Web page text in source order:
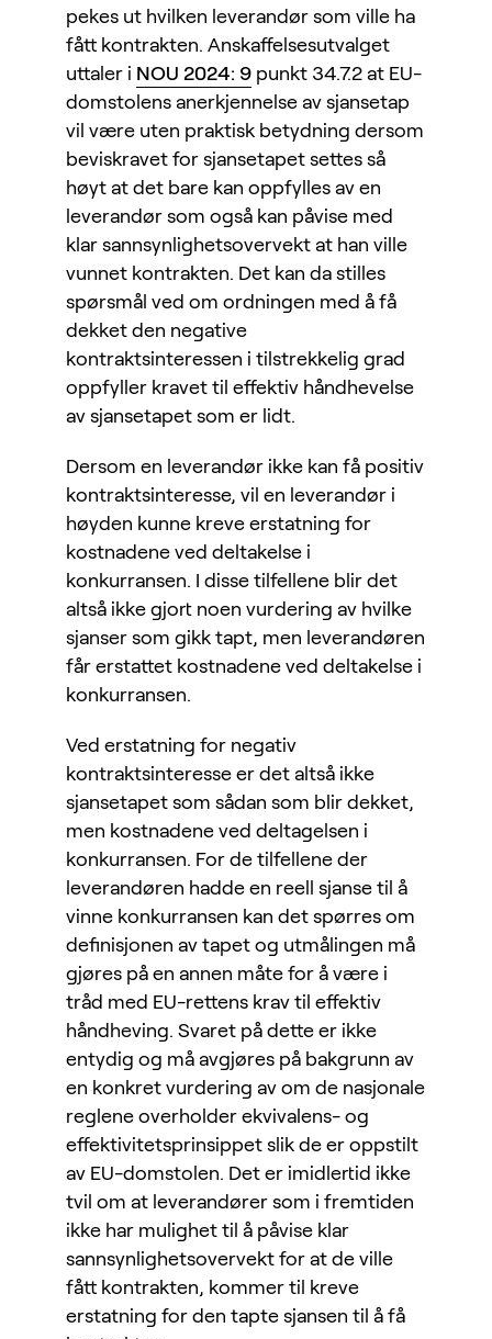
pekes ut hvilken leverandør som ville ha
fått kontrakten. Anskaffelsesutvalget
uttaler i NOU 2024: 9 punkt 34.7.2 at EU-
domstolens anerkjennelse av sjansetap
vil være uten praktisk betydning dersom
beviskravet for sjansetapet settes så
høyt at det bare kan oppfylles av en
leverandør som også kan påvise med
klar sannsynlighetsovervekt at han ville
vunnet kontrakten. Det kan da stilles
spørsmål ved om ordningen med å få
dekket den negative
kontraktsinteressen i tilstrekkelig grad
oppfyller kravet til effektiv håndhevelse
av sjansetapet som er lidt.
Dersom en leverandør ikke kan få positiv
kontraktsinteresse, vil en leverandør i
høyden kunne kreve erstatning for
kostnadene ved deltakelse i
konkurransen. I disse tilfellene blir det
altså ikke gjort noen vurdering av hvilke
sjanser som gikk tapt, men leverandøren
får erstattet kostnadene ved deltakelse i
konkurransen.
Ved erstatning for negativ
kontraktsinteresse er det altså ikke
sjansetapet som sådan som blir dekket,
men kostnadene ved deltagelsen i
konkurransen. For de tilfellene der
leverandøren hadde en reell sjanse til å
vinne konkurransen kan det spørres om
definisjonen av tapet og utmålingen må
gjøres på en annen måte for å være i
tråd med EU-rettens krav til effektiv
håndheving. Svaret på dette er ikke
entydig og må avgjøres på bakgrunn av
en konkret vurdering av om de nasjonale
reglene overholder ekvivalens- og
effektivitetsprinsippet slik de er oppstilt
av EU-domstolen. Det er imidlertid ikke
tvil om at leverandører som i fremtiden
ikke har mulighet til å påvise klar
sannsynlighetsovervekt for at de ville
fått kontrakten, kommer til kreve
erstatning for den tapte sjansen til å få